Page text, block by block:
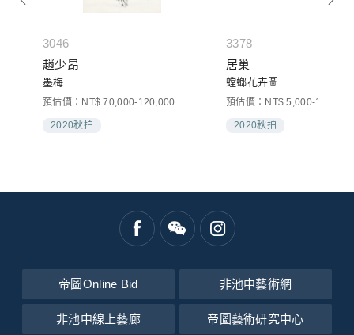
3046
趙少昂
墨梅
預估價：NT$ 70,000-120,000
2020秋拍
3378
居巢
螳螂花卉圖
預估價：NT$ 5,000-10,000
2020秋拍
帝圖Online Bid 非池中藝術網
非池中線上藝廊 帝圖藝術研究中心